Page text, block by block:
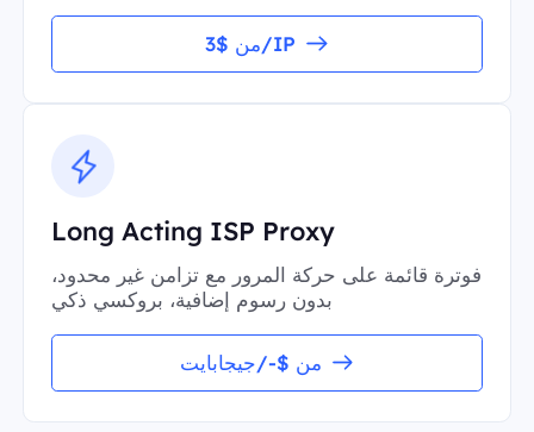
من $3/IP
Long Acting ISP Proxy
فوترة قائمة على حركة المرور مع تزامن غير محدود،
بدون رسوم إضافية، بروكسي ذكي
من $-/جيجابايت